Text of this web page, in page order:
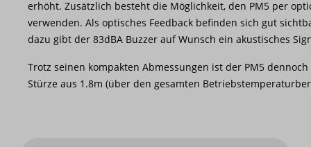
erhöht. Zusätzlich besteht die Möglichkeit, den PM5 per
verwenden. Als optisches Feedback befinden sich gut
dazu gibt der 83dBA Buzzer auf Wunsch ein akustisches
Trotz seinen kompakten Abmessungen ist der PM5
Stürze aus 1.8m (über den gesamten